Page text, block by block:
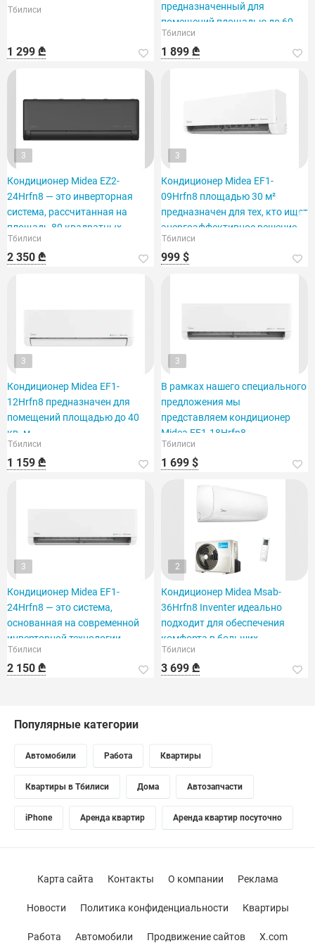
Тбилиси
1 299 ₾
предназначенный для
помещений площадью до 60
м².
Тбилиси
1 899 ₾
3
Кондиционер Midea EZ2-
24Hrfn8 — это инверторная
система, рассчитанная на
площадь 80 квадратных
метров.
Тбилиси
2 350 ₾
3
Кондиционер Midea EF1-
09Hrfn8 площадью 30 м²
предназначен для тех, кто ищет
энергоэффективное решение.
Тбилиси
999 $
3
Кондиционер Midea EF1-
12Hrfn8 предназначен для
помещений площадью до 40
кв. м.
Тбилиси
1 159 ₾
3
В рамках нашего специального
предложения мы
представляем кондиционер
Midea EF1-18Hrfn8,
рассчитанный на площадь 60
кв. футов.
Тбилиси
1 699 $
3
Кондиционер Midea EF1-
24Hrfn8 — это система,
основанная на современной
инверторной технологии.
Тбилиси
2 150 ₾
2
Кондиционер Midea Msab-
36Hrfn8 Inventer идеально
подходит для обеспечения
комфорта в больших
помещениях.
Тбилиси
3 699 ₾
Популярные категории
Автомобили Работа Квартиры
Квартиры в Тбилиси Дома Автозапчасти
iPhone Аренда квартир Аренда квартир посуточно
Карта сайта Контакты О компании Реклама
Новости Политика конфиденциальности Квартиры
Работа Автомобили Продвижение сайтов X.com